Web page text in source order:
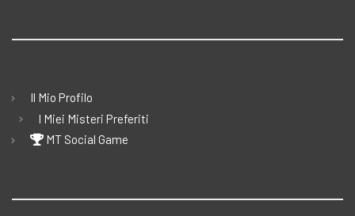
Il Mio Profilo
I Miei Misteri Preferiti
MT Social Game